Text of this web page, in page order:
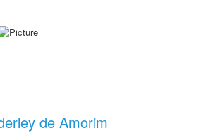
de Amorim